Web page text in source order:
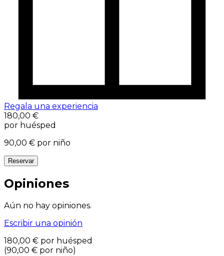
Regala una experiencia
180,00 €
por huésped
90,00 € por niño
Reservar
Opiniones
Aún no hay opiniones.
Escribir una opinión
180,00 € por huésped
(90,00 € por niño)